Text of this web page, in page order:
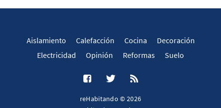
Aislamiento Calefacción Cocina
Decoración
Electricidad
Opinión Reformas Suelo
reHabitando © 2026